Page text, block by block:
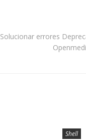
Solucionar errores
Shell